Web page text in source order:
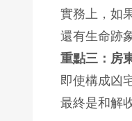
實務上，如
還有生命跡
重點三：房
即使構成凶
最終是和解